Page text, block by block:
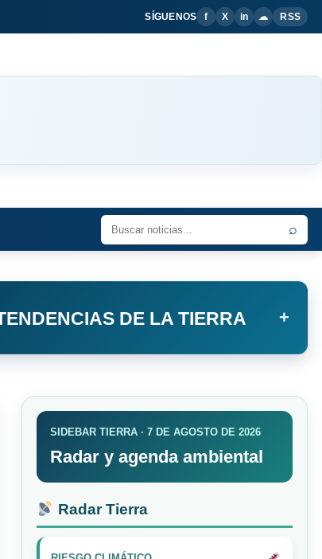
SÍGUENOS f X in ☁ RSS
⌕
DE LA TIERRA +
SIDEBAR TIERRA · 7 DE AGOSTO DE 2026
Radar y agenda ambiental
Radar Tierra